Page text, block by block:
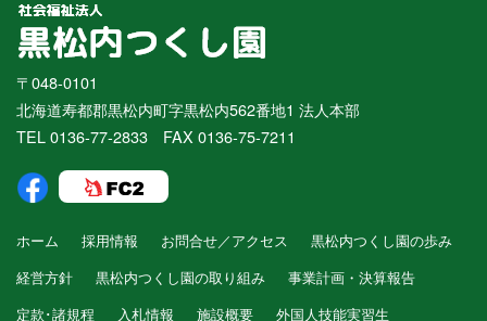
〒048-0101
北海道寿都郡黒松内町字黒松内562番地1 法人本部
TEL 0136-77-2833 FAX 0136-75-7211
ホーム 採用情報 お問合せ／アクセス
黒松内つくし園の歩み
経営方針
黒松内つくし園の取り組み
事業計画・決算報告
定款･諸規程
入札情報 施設概要 外国人技能実習生